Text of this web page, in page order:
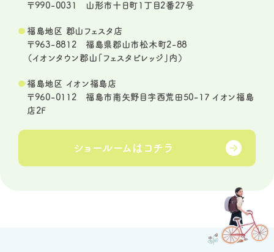
〒990-0031 山形市十日町1丁目2番27号
福島地区 郡山フェスタ店
〒963-8812 福島県郡山市松木町2-88
（イオンタウン郡山「フェスタビレッジ」内）
福島地区 イオン福島店
〒960-0112 福島市南矢野目字西荒田50-17 イオン福島
店2F
ショールームは コチラ